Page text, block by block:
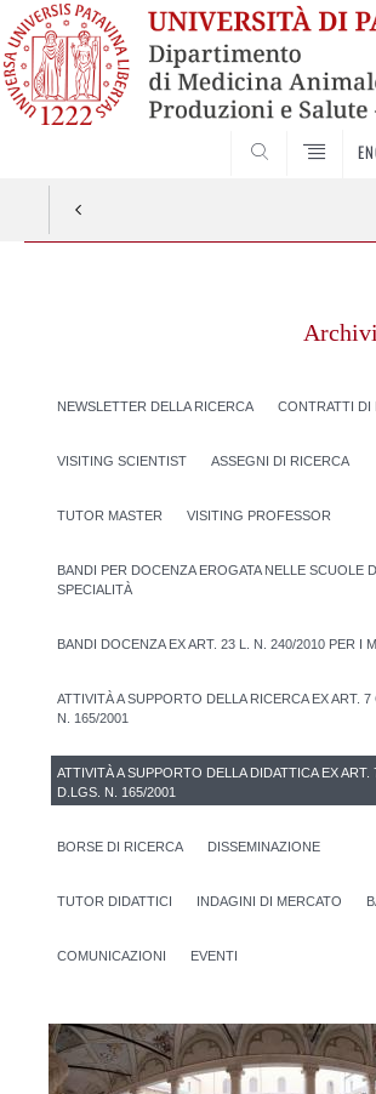
NEWSLETTER DELLA RICERCA CONTRATTI DI
VISITING SCIENTIST ASSEGNI DI RICERCA
TUTOR MASTER VISITING PROFESSOR
BANDI PER DOCENZA EROGATA NELLE SCUOLE
SPECIALITÀ
BANDI DOCENZA EX ART. 23 L. N. 240/2010 PER I
ATTIVITÀ A SUPPORTO DELLA RICERCA EX ART. 7
N. 165/2001
ATTIVITÀ A SUPPORTO DELLA DIDATTICA EX ART.
D.LGS. N. 165/2001
BORSE DI RICERCA DISSEMINAZIONE
TUTOR DIDATTICI INDAGINI DI MERCATO
COMUNICAZIONI EVENTI